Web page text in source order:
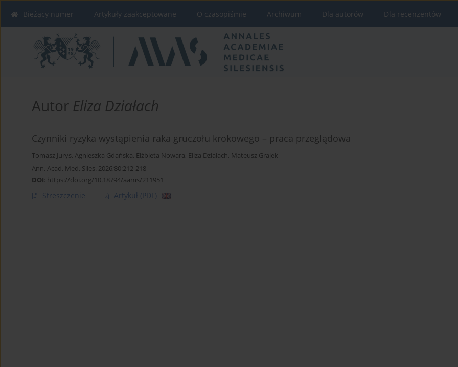
Bieżący numer Artykuły zaakceptowane O czasopiśmie Archiwum Dla autorów Dla recenzentów
Autor Eliza Działach
Czynniki ryzyka wystąpienia raka gruczołu krokowego – praca przeglądowa
Tomasz Jurys, Agnieszka Gdańska, Elżbieta Nowara, Eliza Działach, Mateusz Grajek
Ann. Acad. Med. Siles. 2026;80:212-218
DOI: https://doi.org/10.18794/aams/211951
Streszczenie Artykuł (PDF)